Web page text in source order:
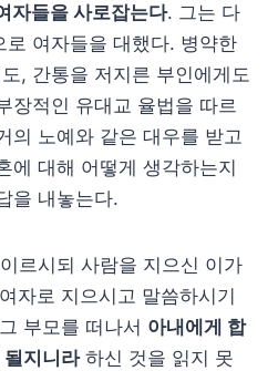
자들을 사로잡는다. 그는 다
로 여자들을 대했다. 병약한
, 간통을 저지른 부인에게도
장적인 유대교 율법을 따르
의 노예와 같은 대우를 받고
에 대해 어떻게 생각하는지
을 내놓는다.
르시되 사람을 지으신 이가
자로 지으시고 말씀하시기
부모를 떠나서 아내에게 합
될지니라하신 것을 읽지 못